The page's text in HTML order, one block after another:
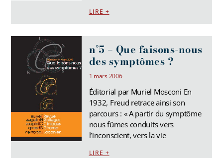
LIRE +
n°5 – Que faisons-nous
des symptômes ?
1 mars 2006
Éditorial par Muriel Mosconi En
1932, Freud retrace ainsi son
parcours : « A partir du symptôme
nous fûmes conduits vers
l’inconscient, vers la vie
LIRE +